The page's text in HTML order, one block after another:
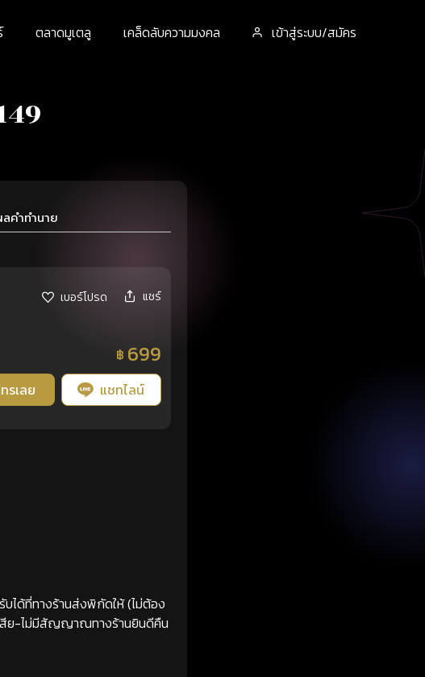
ตลาดมูเตลู เคล็ดลับความมงคล เข้าสู่ระบบ/สมัคร
คำทำนาย
เบอร์โปรด แชร์
฿ 699
รเลย แชทไลน์
ได้ที่ทางร้านส่งพิกัดให้ (ไม่ต้อง
สีย-ไม่มีสัญญาณทางร้านยินดีคืน